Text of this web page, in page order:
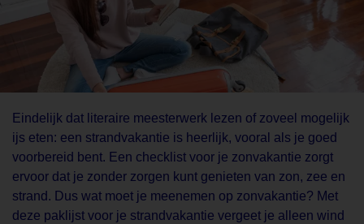
Eindelijk dat literaire meesterwerk lezen of zoveel mogelijk
ijs eten: een strandvakantie is heerlijk, vooral als je goed
voorbereid bent. Een checklist voor je zonvakantie zorgt
ervoor dat je zonder zorgen kunt genieten van zon, zee en
strand. Dus wat moet je meenemen op zonvakantie? Met
deze paklijst voor je strandvakantie vergeet je alleen wind